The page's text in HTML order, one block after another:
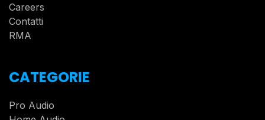
Careers
Contatti
RMA
CATEGORIE
Pro Audio